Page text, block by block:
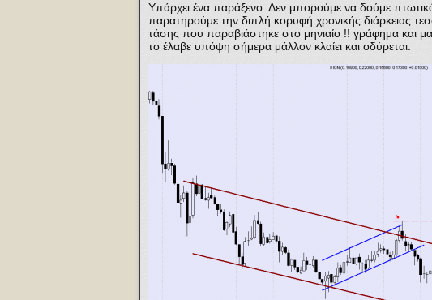
Υπάρχει ένα παράξενο. Δεν μπορούμε να δούμε
παρατηρούμε την διπλή κορυφή χρονικής διάρκειας
τάσης που παραβιάστηκε στο μηνιαίο !! γράφημα και
το έλαβε υπόψη σήμερα μάλλον κλαίει και οδύρεται.